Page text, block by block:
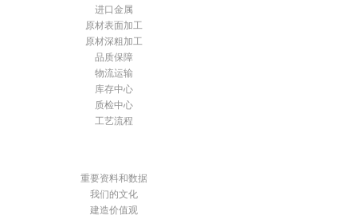
进口金属
原材表面加工
原材深粗加工
品质保障
物流运输
库存中心
质检中心
工艺流程
重要资料和数据
我们的文化
建造价值观